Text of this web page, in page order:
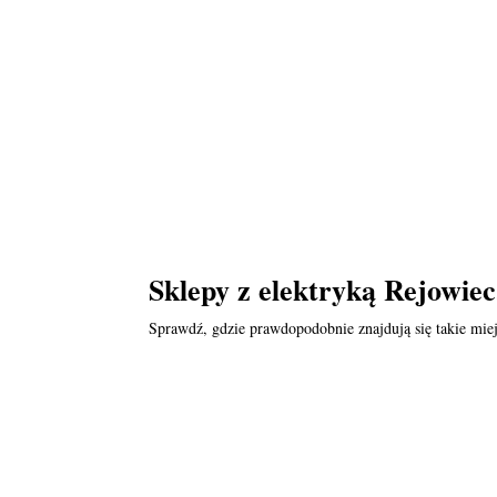
Sklepy z elektryką
Sprawdź, gdzie prawdopodobnie znajdują się takie